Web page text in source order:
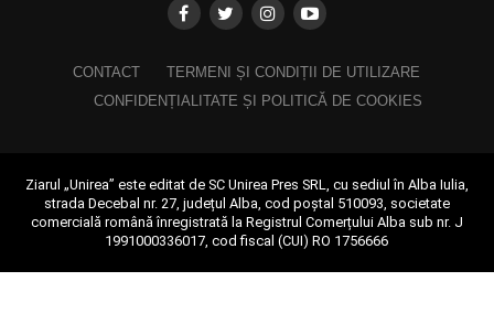
CONTACT
TERMENI ȘI CONDIȚII DE UTILIZARE
CONFIDENȚIALITATE ȘI POLITICĂ DE COOKIES
Ziarul „Unirea” este editat de SC Unirea Pres SRL, cu sediul în Alba Iulia,
strada Decebal nr. 27, județul Alba, cod poștal 510093, societate
comercială română înregistrată la Registrul Comerțului Alba sub nr. J
1991000336017, cod fiscal (CUI) RO 1756666